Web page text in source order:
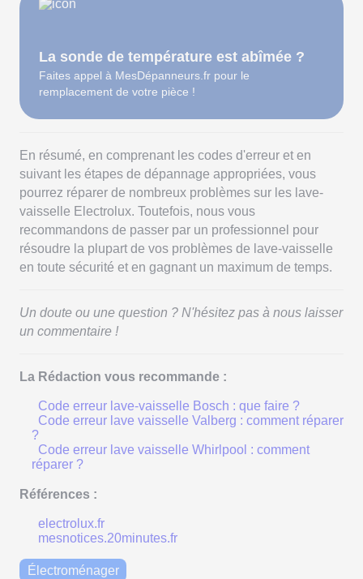
La sonde de température est abîmée ?
Faites appel à MesDépanneurs.fr pour le
remplacement de votre pièce !
En résumé, en comprenant les codes d'erreur et en
suivant les étapes de dépannage appropriées, vous
pourrez réparer de nombreux problèmes sur les lave-
vaisselle Electrolux. Toutefois, nous vous
recommandons de passer par un professionnel pour
résoudre la plupart de vos problèmes de lave-vaisselle
en toute sécurité et en gagnant un maximum de temps.
Un doute ou une question ? N'hésitez pas à nous laisser
un commentaire !
La Rédaction vous recommande :
Code erreur lave-vaisselle Bosch : que faire ?
Code erreur lave vaisselle Valberg : comment réparer
?
Code erreur lave vaisselle Whirlpool : comment
réparer ?
Références :
electrolux.fr
mesnotices.20minutes.fr
Électroménager